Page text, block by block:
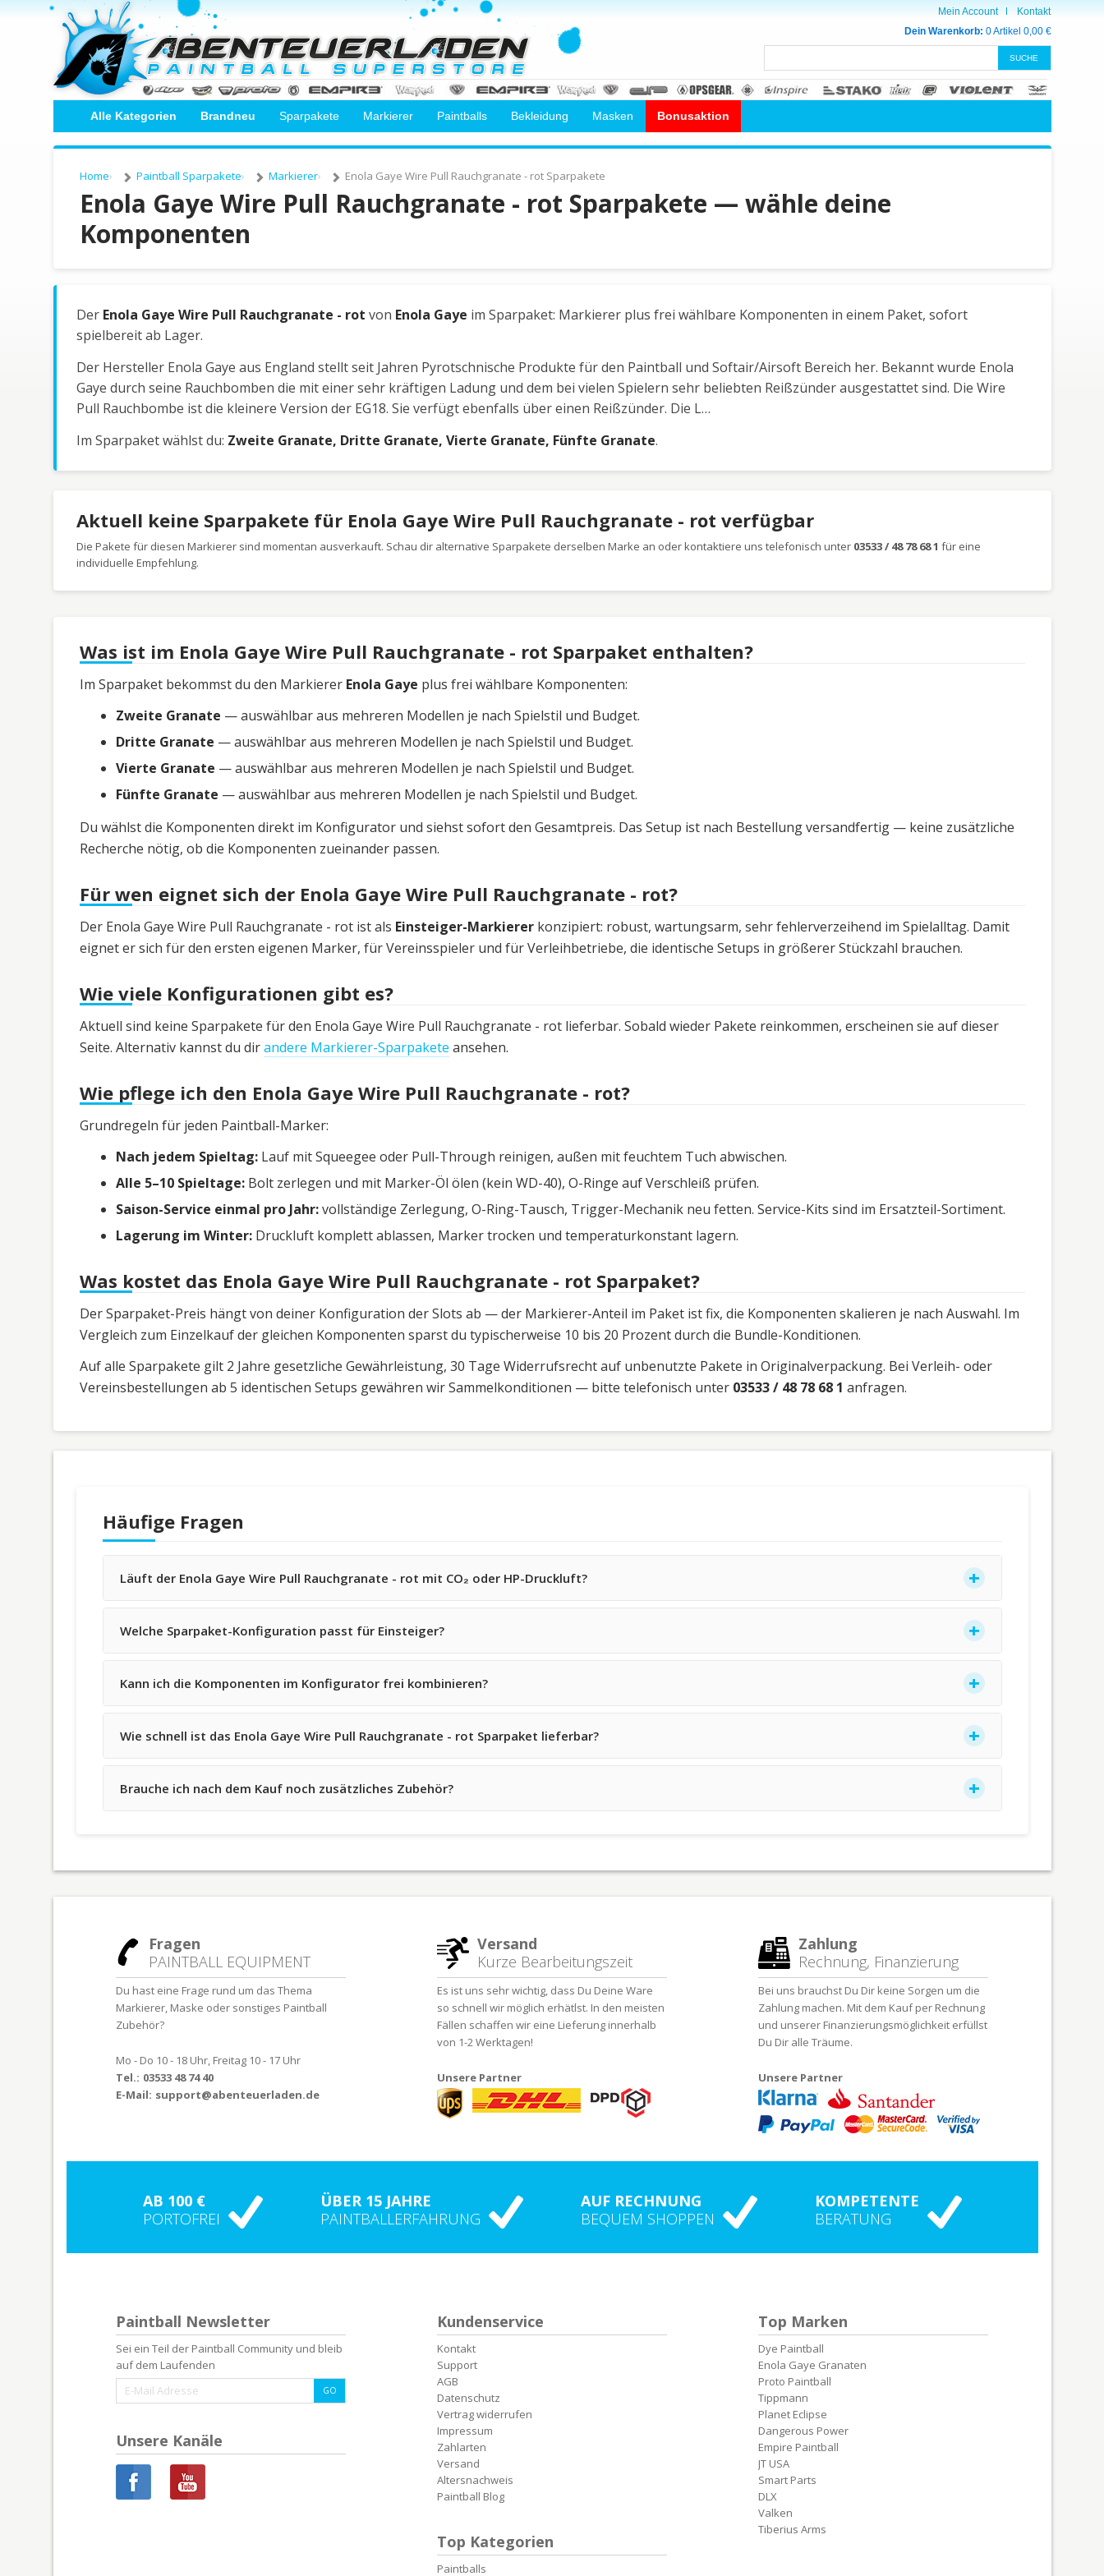
Mein Account
Kontakt
Dein Warenkorb: 0 Artikel 0,00 €
Alle Kategorien Brandneu Sparpakete Markierer Paintballs Bekleidung Masken Bonusaktion
Home Paintball Sparpakete Markierer Enola Gaye Wire Pull Rauchgranate - rot Sparpakete
Enola Gaye Wire Pull Rauchgranate - rot Sparpakete — wähle deine
Komponenten
Der Enola Gaye Wire Pull Rauchgranate - rot von Enola Gaye im Sparpaket: Markierer plus frei wählbare Komponenten in einem Paket, sofort
spielbereit ab Lager.
Der Hersteller Enola Gaye aus England stellt seit Jahren Pyrotschnische Produkte für den Paintball und Softair/Airsoft Bereich her. Bekannt wurde Enola
Gaye durch seine Rauchbomben die mit einer sehr kräftigen Ladung und dem bei vielen Spielern sehr beliebten Reißzünder ausgestattet sind. Die Wire
Pull Rauchbombe ist die kleinere Version der EG18. Sie verfügt ebenfalls über einen Reißzünder. Die L…
Im Sparpaket wählst du: Zweite Granate, Dritte Granate, Vierte Granate, Fünfte Granate.
Aktuell keine Sparpakete für Enola Gaye Wire Pull Rauchgranate - rot verfügbar
Die Pakete für diesen Markierer sind momentan ausverkauft. Schau dir alternative Sparpakete derselben Marke an oder kontaktiere uns telefonisch unter 03533 / 48 78 68 1 für eine
individuelle Empfehlung.
Was ist im Enola Gaye Wire Pull Rauchgranate - rot Sparpaket enthalten?
Im Sparpaket bekommst du den Markierer Enola Gaye plus frei wählbare Komponenten:
Zweite Granate — auswählbar aus mehreren Modellen je nach Spielstil und Budget.
Dritte Granate — auswählbar aus mehreren Modellen je nach Spielstil und Budget.
Vierte Granate — auswählbar aus mehreren Modellen je nach Spielstil und Budget.
Fünfte Granate — auswählbar aus mehreren Modellen je nach Spielstil und Budget.
Du wählst die Komponenten direkt im Konfigurator und siehst sofort den Gesamtpreis. Das Setup ist nach Bestellung versandfertig — keine zusätzliche
Recherche nötig, ob die Komponenten zueinander passen.
Für wen eignet sich der Enola Gaye Wire Pull Rauchgranate - rot?
Der Enola Gaye Wire Pull Rauchgranate - rot ist als Einsteiger-Markiererkonzipiert: robust, wartungsarm, sehr fehlerverzeihend im Spielalltag. Damit
eignet er sich für den ersten eigenen Marker, für Vereinsspieler und für Verleihbetriebe, die identische Setups in größerer Stückzahl brauchen.
Wie viele Konfigurationen gibt es?
Aktuell sind keine Sparpakete für den Enola Gaye Wire Pull Rauchgranate - rot lieferbar. Sobald wieder Pakete reinkommen, erscheinen sie auf dieser
Seite. Alternativ kannst du dirandere Markierer-Sparpakete ansehen.
Wie pflege ich den Enola Gaye Wire Pull Rauchgranate - rot?
Grundregeln für jeden Paintball-Marker:
Nach jedem Spieltag:Lauf mit Squeegee oder Pull-Through reinigen, außen mit feuchtem Tuch abwischen.
Alle 5–10 Spieltage:Bolt zerlegen und mit Marker-Öl ölen (kein WD-40), O-Ringe auf Verschleiß prüfen.
Saison-Service einmal pro Jahr:vollständige Zerlegung, O-Ring-Tausch, Trigger-Mechanik neu fetten. Service-Kits sind im Ersatzteil-Sortiment.
Lagerung im Winter:Druckluft komplett ablassen, Marker trocken und temperaturkonstant lagern.
Was kostet das Enola Gaye Wire Pull Rauchgranate - rot Sparpaket?
Der Sparpaket-Preis hängt von deiner Konfiguration der Slots ab — der Markierer-Anteil im Paket ist fix, die Komponenten skalieren je nach Auswahl. Im
Vergleich zum Einzelkauf der gleichen Komponenten sparst du typischerweise 10 bis 20 Prozent durch die Bundle-Konditionen.
Auf alle Sparpakete gilt 2 Jahre gesetzliche Gewährleistung, 30 Tage Widerrufsrecht auf unbenutzte Pakete in Originalverpackung. Bei Verleih- oder
Vereinsbestellungen ab 5 identischen Setups gewähren wir Sammelkonditionen — bitte telefonisch unter 03533 / 48 78 68 1 anfragen.
Häufige Fragen
Läuft der Enola Gaye Wire Pull Rauchgranate - rot mit CO₂ oder HP-Druckluft?
Welche Sparpaket-Konfiguration passt für Einsteiger?
Kann ich die Komponenten im Konfigurator frei kombinieren?
Wie schnell ist das Enola Gaye Wire Pull Rauchgranate - rot Sparpaket lieferbar?
Brauche ich nach dem Kauf noch zusätzliches Zubehör?
Fragen
PAINTBALL EQUIPMENT
Du hast eine Frage rund um das Thema
Markierer, Maske oder sonstiges Paintball
Zubehör?
Mo - Do 10 - 18 Uhr, Freitag 10 - 17 Uhr
Tel.: 03533 48 74 40
E-Mail: support@abenteuerladen.de
Versand
Kurze Bearbeitungszeit
Es ist uns sehr wichtig, dass Du Deine Ware
so schnell wir möglich erhätlst. In den meisten
Fällen schaffen wir eine Lieferung innerhalb
von 1-2 Werktagen!
Unsere Partner
Zahlung
Rechnung, Finanzierung
Bei uns brauchst Du Dir keine Sorgen um die
Zahlung machen. Mit dem Kauf per Rechnung
und unserer Finanzierungsmöglichkeit erfüllst
Du Dir alle Träume.
Unsere Partner
AB 100 €
PORTOFREI
ÜBER 15 JAHRE
PAINTBALLERFAHRUNG
AUF RECHNUNG
BEQUEM SHOPPEN
KOMPETENTE
BERATUNG
Paintball Newsletter
Sei ein Teil der Paintball Community und bleib
auf dem Laufenden
Unsere Kanäle
Kundenservice
Kontakt
Support
AGB
Datenschutz
Vertrag widerrufen
Impressum
Zahlarten
Versand
Altersnachweis
Paintball Blog
Top Kategorien
Paintballs
Top Marken
Dye Paintball
Enola Gaye Granaten
Proto Paintball
Tippmann
Planet Eclipse
Dangerous Power
Empire Paintball
JT USA
Smart Parts
DLX
Valken
Tiberius Arms